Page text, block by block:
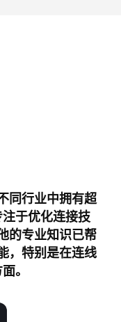
同行业中拥有超
于优化连接技
的专业知识已帮
，特别是在连线
。